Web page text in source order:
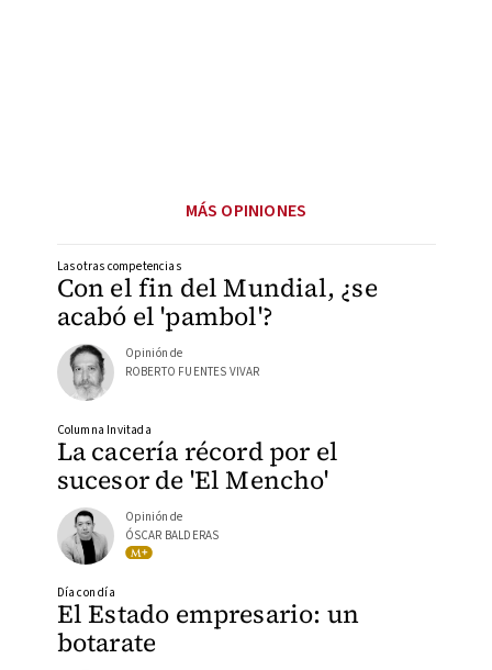
MÁS OPINIONES
Con el fin del Mundial, ¿se
acabó el 'pambol'?
Las otras competencias
Opinión de
ROBERTO FUENTES VIVAR
La cacería récord por el
sucesor de 'El Mencho'
Columna Invitada
Opinión de
ÓSCAR BALDERAS
El Estado empresario: un
botarate
Día con día